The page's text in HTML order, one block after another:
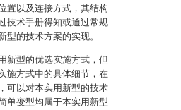
置以及连接方式，其结构
技术手册得知或通过常规
型的技术方案的实现。
新型的优选实施方式，但
施方式中的具体细节，在
可以对本实用新型的技术
单变型均属于本实用新型